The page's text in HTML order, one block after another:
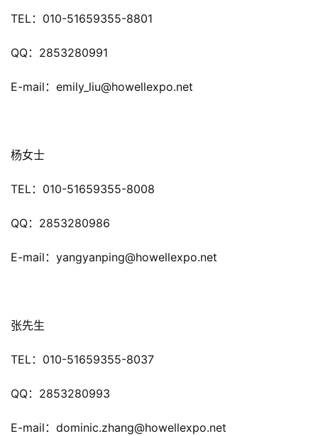
茶
会
中
(
TEL：010-51659355-8801
QQ：2853280991
E-mail：emily_liu@howellexpo.net
杨女士
TEL：010-51659355-8008
QQ：2853280986
E-mail：yangyanping@howellexpo.net
张先生
TEL：010-51659355-8037
QQ：2853280993
E-mail：dominic.zhang@howellexpo.net